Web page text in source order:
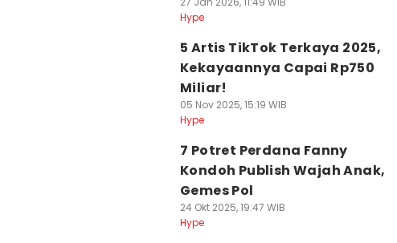
Hype
5 Artis TikTok Terkaya 2025,
Kekayaannya Capai Rp750
Miliar!
05 Nov 2025, 15:19 WIB
Hype
7 Potret Perdana Fanny
Kondoh Publish Wajah Anak,
Gemes Pol
24 Okt 2025, 19:47 WIB
Hype